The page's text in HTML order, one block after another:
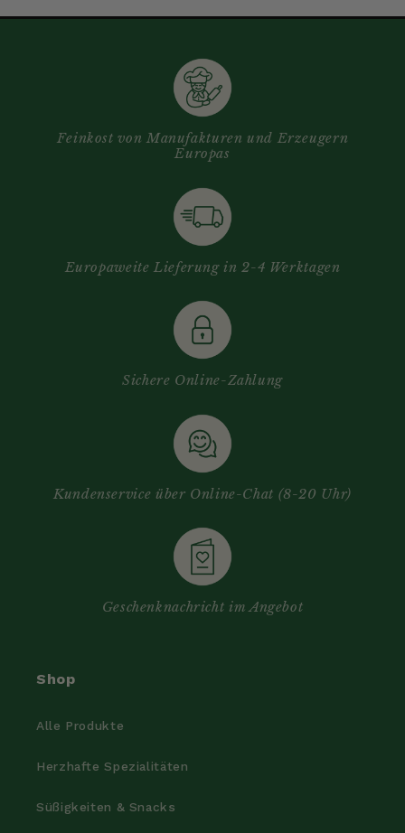
Feinkost von Manufakturen und Erzeugern
Europas
Europaweite Lieferung in 2-4 Werktagen
Sichere Online-Zahlung
Kundenservice über Online-Chat (8-20 Uhr)
Geschenknachricht im Angebot
Shop
Alle Produkte
Herzhafte Spezialitäten
Süßigkeiten & Snacks